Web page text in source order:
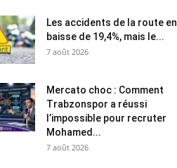
Les accidents de la route en
baisse de 19,4%, mais le...
7 août 2026
Mercato choc : Comment
Trabzonspor a réussi
l’impossible pour recruter
Mohamed...
7 août 2026